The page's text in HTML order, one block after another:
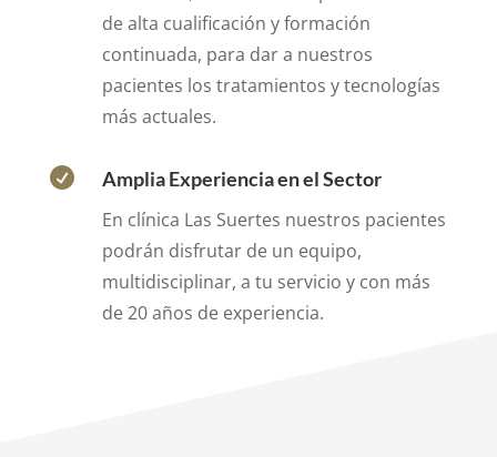
de alta cualificación y formación
continuada, para dar a nuestros
pacientes los tratamientos y tecnologías
más actuales.

Amplia Experiencia en el Sector
En clínica Las Suertes nuestros pacientes
podrán disfrutar de un equipo,
multidisciplinar, a tu servicio y con más
de 20 años de experiencia.